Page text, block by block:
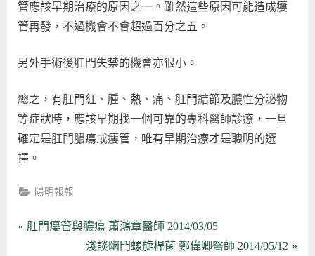
管應該早期治療的原因之一。雖然這些原因可能造成瘻
管再發，不過機會不會超過百分之五。
另外手術後肛門失禁的機會亦很小。
總之，有肛門紅、腫、熱、痛、肛門結節及膿性分泌物
等症狀時，應該早期找一個可靠的專科醫師診療，一旦
確定是肛門膿瘍或瘻管，唯有早期治療才是聰明的選
擇。
陽明報報
文
P
肛門瘻管與膿瘍 蕭鴻章醫師 2014/03/05
N
淺談幽門螺旋桿菌 鄭偉卿醫師 2014/05/12